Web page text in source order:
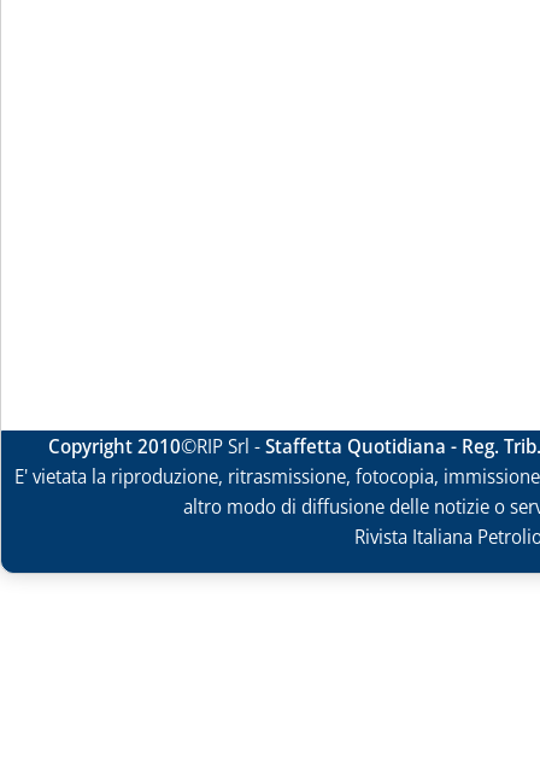
Copyright 2010©RIP Srl -Staffetta Quotidiana - Reg.
E' vietata la riproduzione, ritrasmissione, fotocopia,
altro modo di diffusione delle notizie o
Rivista Italiana